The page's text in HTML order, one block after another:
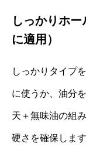
しっかりホ
に適用）
しっかりタイプ
に使うか、油分
天＋無味油の組
硬さを確保しま